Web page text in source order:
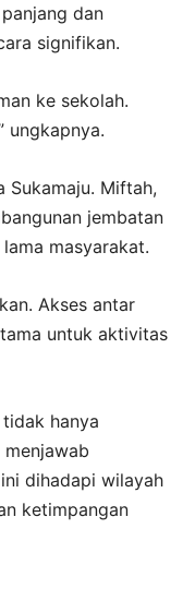
dan
signifikan.
ke sekolah.
ungkapnya.
Sukamaju. Miftah,
jembatan
masyarakat.
Akses antar
untuk aktivitas
hanya
dihadapi wilayah
ketimpangan